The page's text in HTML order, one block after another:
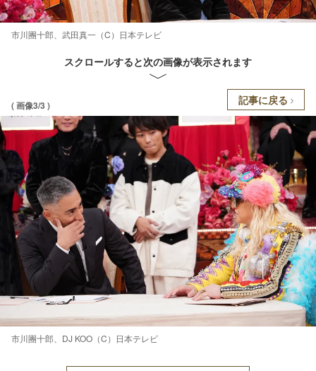
市川團十郎、武田真一（C）日本テレビ
スクロールすると次の画像が表示されます
( 画像3/3 ) 記事に戻る
市川團十郎、DJ KOO（C）日本テレビ